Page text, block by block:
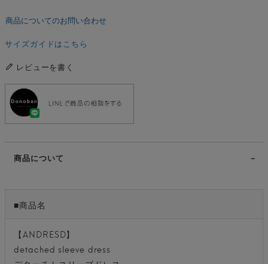
商品についてのお問い合わせ
サイズガイドはこちら
レビューを書く
商品について
■商品名
【ANDRESD】
detached sleeve dress